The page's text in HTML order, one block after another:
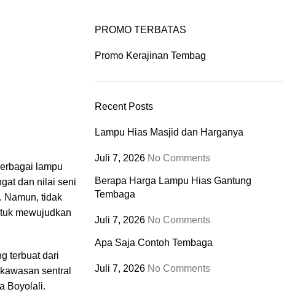
lampu
dan nilai seni
Namun, tidak
mewujudkan
terbuat dari
sentral
Boyolali.
PROMO TERBATAS
Promo Kerajinan Tembag
Recent Posts
Lampu Hias Masjid dan Harganya
Juli 7, 2026 No Comments
Berapa Harga Lampu Hias Gantung
Tembaga
Juli 7, 2026 No Comments
Apa Saja Contoh Tembaga
Juli 7, 2026 No Comments